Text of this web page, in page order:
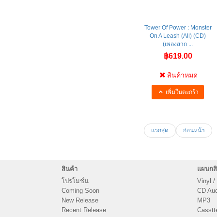
Tower Of Power : Monster
On A Leash (All) (CD)
(เพลงสาก ...
฿619.00
สินค้าหมด
เพิ่มในตะกร้า
แรกสุด ก่อนหน้า
สินค้า
โปรโมชั่น
Coming Soon
New Release
Recent Release
แผนก
Vinyl /
CD
MP3